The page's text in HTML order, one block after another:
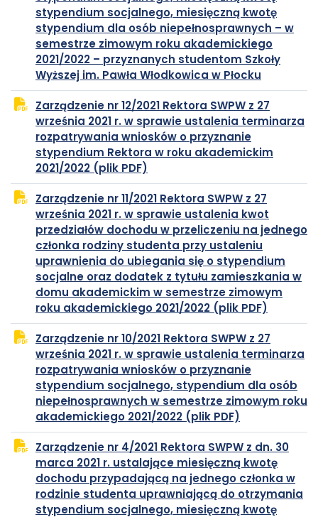
stypendium socjalnego, miesięczną kwotę
stypendium dla osób niepełnosprawnych – w
semestrze zimowym roku akademickiego
2021/2022 – przyznanych studentom Szkoły
Wyższej im. Pawła Włodkowica w Płocku
PDF
się
w
nowej
Zarządzenie nr 12/2021 Rektora SWPW z 27
września 2021 r. w sprawie ustalenia terminarza
rozpatrywania wniosków o przyznanie
stypendium Rektora w roku akademickim
2021/2022 (plik PDF)
PDF
się
w
nowej
karcie
Zarządzenie nr 11/2021 Rektora SWPW z 27
września 2021 r. w sprawie ustalenia kwot
przedziałów dochodu w przeliczeniu na jednego
członka rodziny studenta przy ustaleniu
uprawnienia do ubiegania się o stypendium
socjalne oraz dodatek z tytułu zamieszkania w
domu akademickim w semestrze zimowym
roku akademickiego 2021/2022 (plik PDF)
PDF
się
w
nowej
Zarządzenie nr 10/2021 Rektora SWPW z 27
września 2021 r. w sprawie ustalenia terminarza
rozpatrywania wniosków o przyznanie
stypendium socjalnego, stypendium dla osób
niepełnosprawnych w semestrze zimowym roku
akademickiego 2021/2022 (plik PDF)
PDF
się
w
nowej
karcie
Zarządzenie nr 4/2021 Rektora SWPW z dn. 30
marca 2021 r. ustalające miesięczną kwotę
dochodu przypadającą na jednego członka w
rodzinie studenta uprawniającą do otrzymania
stypendium socjalnego, miesięczną kwotę